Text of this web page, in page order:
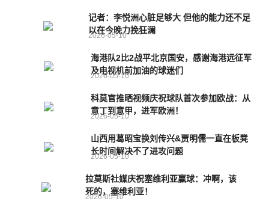
记者：李悦洲心脏足够大 但他的能力还不足
以在今晚力挽狂澜
2026-05-10
海港队2比2战平北京国安，感谢海港远征军
及电视机前加油的球迷们
2026-05-10
科莫官推晒视频庆祝球队首次参加欧战：从
意丁到意甲，进军欧洲！
2026-05-10
山西用葛昭宝换刘传兴&贾明儒一直在板凳
长时间解决不了进攻问题
2026-05-10
拉莫斯社媒庆祝塞维利亚赢球：冲啊，该
死的，塞维利亚！
2026-05-10